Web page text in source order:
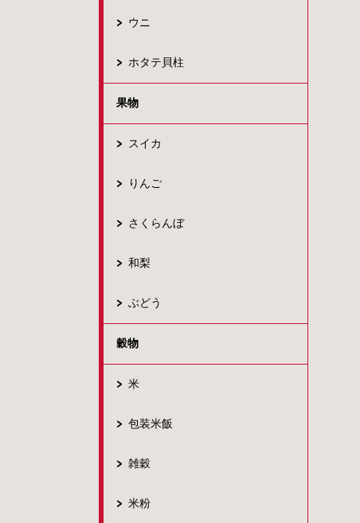
ウニ
ホタテ貝柱
果物
スイカ
りんご
さくらんぼ
和梨
ぶどう
穀物
米
包装米飯
雑穀
米粉